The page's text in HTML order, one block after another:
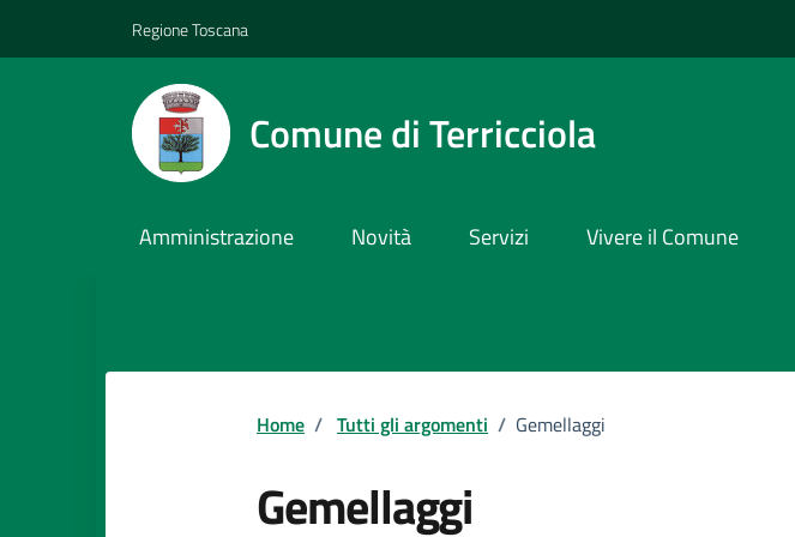
Regione Toscana
Comune di Terricciola
Amministrazione Novità Servizi Vivere il Comune
Home / Tutti gli argomenti / Gemellaggi
Gemellaggi